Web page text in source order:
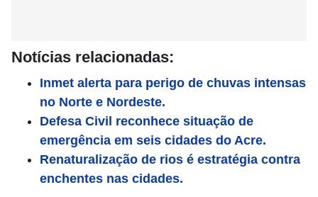
Notícias relacionadas:
Inmet alerta para perigo de chuvas intensas
no Norte e Nordeste.
Defesa Civil reconhece situação de
emergência em seis cidades do Acre.
Renaturalização de rios é estratégia contra
enchentes nas cidades.